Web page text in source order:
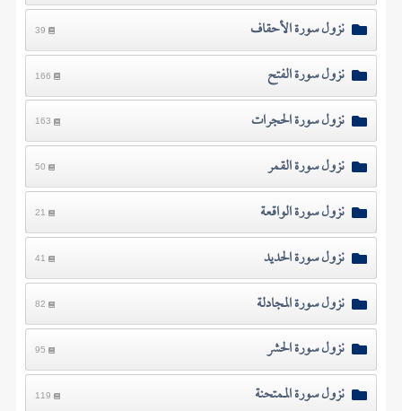
نزول سورة الأحقاف 39
نزول سورة الفتح 166
نزول سورة الحجرات 163
نزول سورة القمر 50
نزول سورة الواقعة 21
نزول سورة الحديد 41
نزول سورة المجادلة 82
نزول سورة الحشر 95
نزول سورة الممتحنة 119